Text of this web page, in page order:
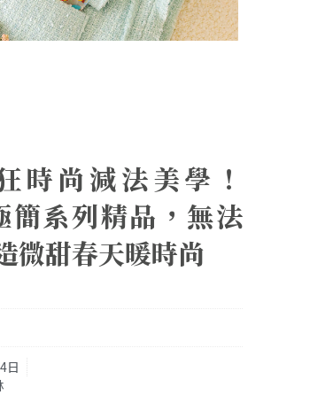
時尚減法美學！
系列精品，無法
微甜春天暖時尚
日